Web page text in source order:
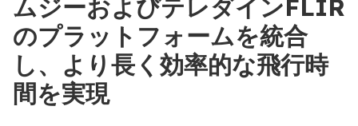
ムジーおよびテレダインFLIR
のプラットフォームを統合
し、より長く効率的な飛行時
間を実現